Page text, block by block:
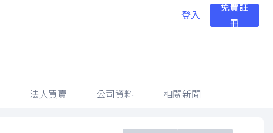
登入
免費註
冊
法人買賣 公司資料 相關新聞